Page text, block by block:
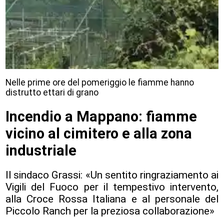
Nelle prime ore del pomeriggio le fiamme hanno
distrutto ettari di grano
Incendio a Mappano: fiamme
vicino al cimitero e alla zona
industriale
Il sindaco Grassi: «Un sentito ringraziamento ai
Vigili del Fuoco per il tempestivo intervento,
alla Croce Rossa Italiana e al personale del
Piccolo Ranch per la preziosa collaborazione»